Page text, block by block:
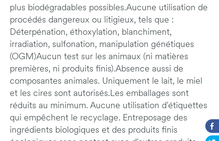
plus biodégradables possibles.Aucune utilisation de
procédés dangereux ou litigieux, tels que :
Déterpénation, éthoxylation, blanchiment,
irradiation, sulfonation, manipulation génétiques
(OGM)Aucun test sur les animaux (ni matières
premières, ni produits finis).Absence aussi de
composantes animales. Uniquement le lait, le miel
et les cires sont autorisés.Les emballages sont
réduits au minimum. Aucune utilisation d'étiquettes
qui empêchent le recyclage. Entreposage des
ingrédients biologiques et des produits finis